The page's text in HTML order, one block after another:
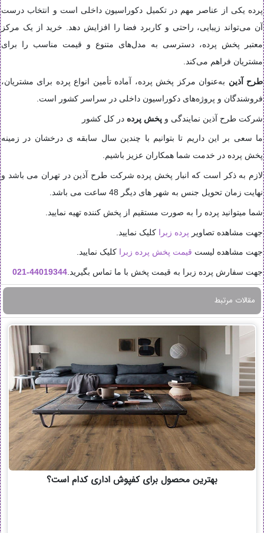
پرده یکی از عناصر مهم در تکمیل دکوراسیون داخلی است و انتخاب درست
آن می‌تواند زیبایی، راحتی و کاربرد فضا را افزایش دهد. خرید از یک مرکز
معتبر پخش پرده، دسترسی به مدل‌های متنوع و قیمت مناسب را برای
مشتریان فراهم می‌کند.
طرح آذین به‌عنوان مرکز پخش پرده، آماده تأمین انواع پرده برای مشتریان،
فروشندگان و پروژه‌های دکوراسیون داخلی در سراسر کشور است.
شرکت طرح آذین نمایندگی و پخش پرده در کل کشور
ما سعی بر این داریم تا بتوانیم با چندین سال سابقه ی درخشان در زمینه
پخش پرده در خدمت شما همکاران عزیز باشیم.
لازم به ذکر است که انبار پخش پرده شرکت طرح آذین در تهران می باشد و
نهایت زمان تحویل جنس به شهر های دیگر 48 ساعت می باشد.
شما میتوانید پرده را به صورت مستقیم از پخش کننده تهیه نمایید.
جهت مشاهده تصاویر پرده زبرا کلیک نمایید.
جهت مشاهده لیست قیمت پخش پرده زبرا کلیک نمایید.
جهت سفارش پرده زبرا به قیمت پخش با ما تماس بگیرید.44019344-021
مقالات مرتبط
بهترین محصول برای کفپوش اداری کدام است؟